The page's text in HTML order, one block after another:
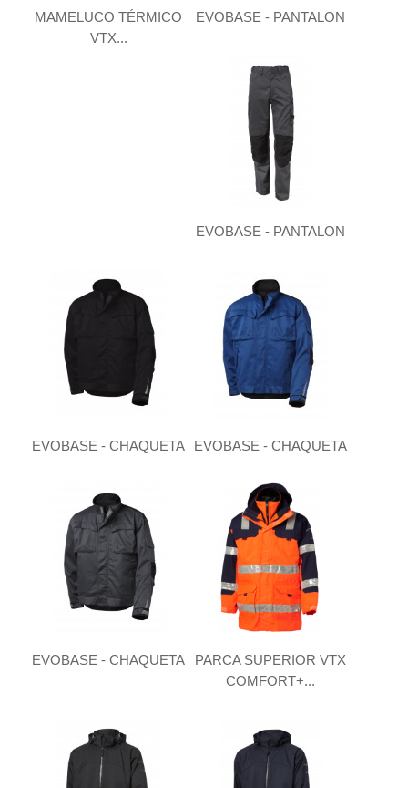
MAMELUCO TÉRMICO
VTX...
EVOBASE - PANTALON
EVOBASE - PANTALON
EVOBASE - CHAQUETA EVOBASE - CHAQUETA
EVOBASE - CHAQUETA
PARCA SUPERIOR VTX
COMFORT+...